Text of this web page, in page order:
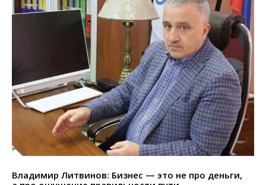
Владимир Литвинов: Бизнес — это не про деньги,